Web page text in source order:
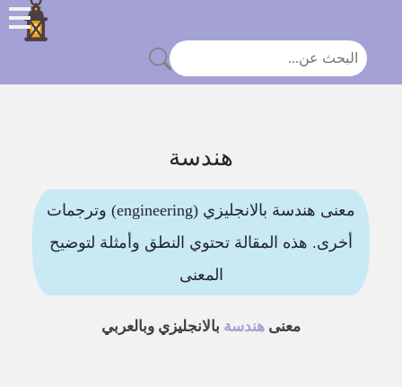
هندسة
معنى هندسة بالانجليزي (engineering) وترجمات
أخرى. هذه المقالة تحتوي النطق وأمثلة لتوضيح
المعنى
معنى هندسة بالانجليزي وبالعربي